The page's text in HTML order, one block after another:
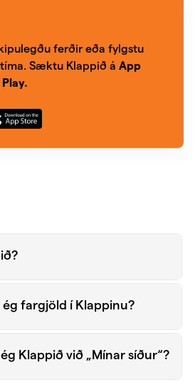
ferðir eða fylgstu
Sæktu Klappið á App
fargjöld í Klappinu?
Klappið við „Mínar síður“?